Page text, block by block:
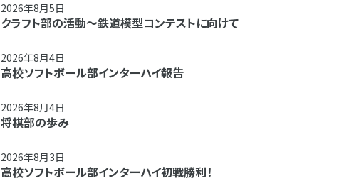
2026年8月5日
クラフト部の活動～鉄道模型コンテストに向けて
2026年8月4日
高校ソフトボール部インターハイ報告
2026年8月4日
将棋部の歩み
2026年8月3日
高校ソフトボール部インターハイ初戦勝利！